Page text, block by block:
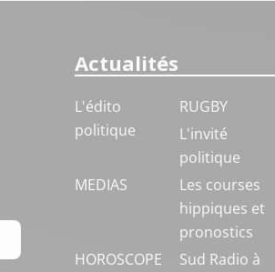
Actualités
L'édito
politique
RUGBY
L'invité
politique
MEDIAS
Les courses
hippiques et
pronostics
HOROSCOPE
Sud Radio à